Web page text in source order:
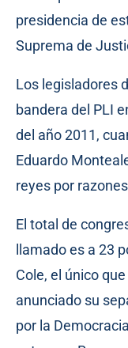
presidencia de
Suprema de
Los legisladores
bandera del PLI
del año 2011,
Eduardo
reyes por
El total de
llamado es a 23
Cole, el único
anunciado su
por la